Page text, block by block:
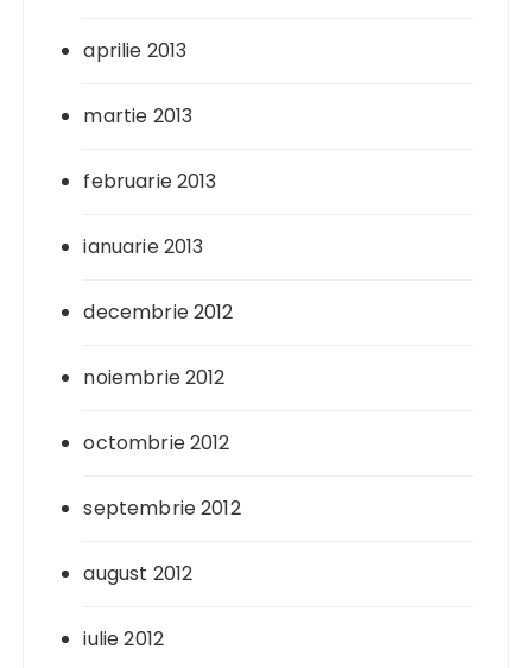
aprilie 2013
martie 2013
februarie 2013
ianuarie 2013
decembrie 2012
noiembrie 2012
octombrie 2012
septembrie 2012
august 2012
iulie 2012